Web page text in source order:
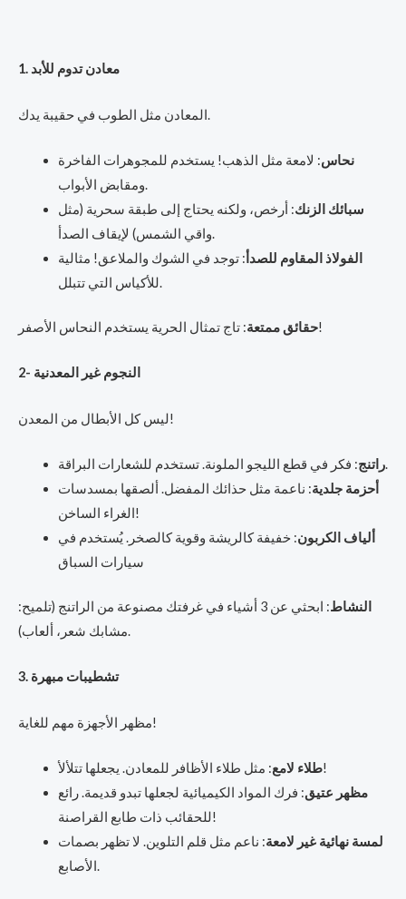
1. معادن تدوم للأبد
المعادن مثل الطوب في حقيبة يدك.
نحاس: لامعة مثل الذهب! يستخدم للمجوهرات الفاخرة
ومقابض الأبواب.
سبائك الزنك: أرخص، ولكنه يحتاج إلى طبقة سحرية (مثل
واقي الشمس) لإيقاف الصدأ.
الفولاذ المقاوم للصدأ: توجد في الشوك والملاعق! مثالية
للأكياس التي تتبلل.
حقائق ممتعة: تاج تمثال الحرية يستخدم النحاس الأصفر!
2- النجوم غير المعدنية
ليس كل الأبطال من المعدن!
راتنج: فكر في قطع الليجو الملونة. تستخدم للشعارات البراقة.
أحزمة جلدية: ناعمة مثل حذائك المفضل. ألصقها بمسدسات
الغراء الساخن!
ألياف الكربون: خفيفة كالريشة وقوية كالصخر. يُستخدم في
سيارات السباق
النشاط
: ابحثي عن 3 أشياء في غرفتك مصنوعة من الراتنج (تلميح:
مشابك شعر، ألعاب).
3. تشطيبات مبهرة
مظهر الأجهزة مهم للغاية!
طلاء لامع: مثل طلاء الأظافر للمعادن. يجعلها تتلألأ!
مظهر عتيق: فرك المواد الكيميائية لجعلها تبدو قديمة. رائع
للحقائب ذات طابع القراصنة!
لمسة نهائية غير لامعة: ناعم مثل قلم التلوين. لا تظهر بصمات
الأصابع.